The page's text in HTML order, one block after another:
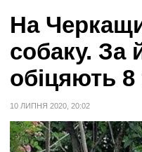
На
собаку. За
обіцяють
10 ЛИПНЯ 2020, 20:02